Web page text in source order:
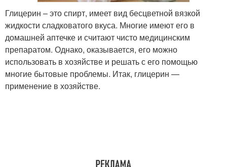
Глицерин – это спирт, имеет вид бесцветной вязкой
жидкости сладковатого вкуса. Многие имеют его в
домашней аптечке и считают чисто медицинским
препаратом. Однако, оказывается, его можно
использовать в хозяйстве и решать с его помощью
многие бытовые проблемы. Итак, глицерин —
применение в хозяйстве.